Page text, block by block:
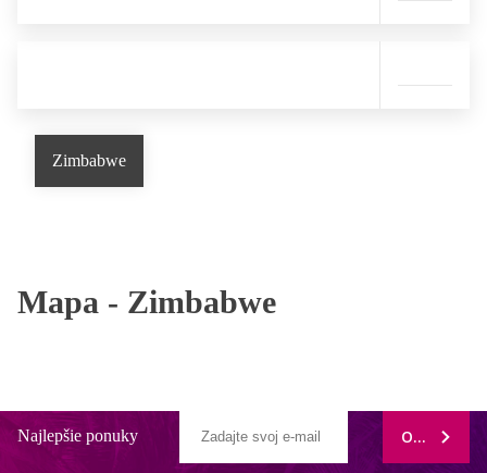
Zimbabwe
Mapa - Zimbabwe
Najlepšie ponuky ODOBERAŤ